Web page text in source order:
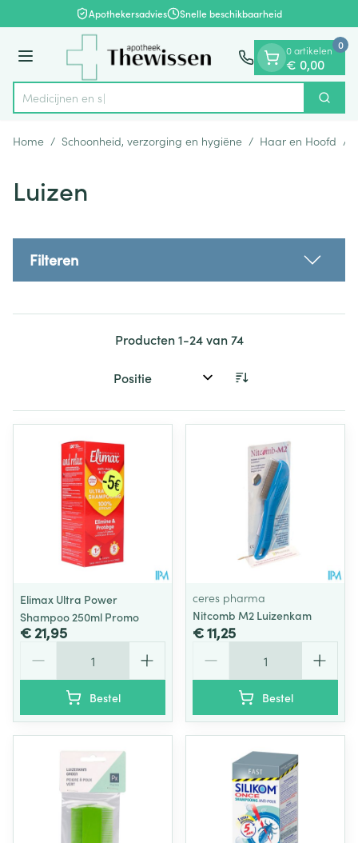
Ga naar de inhoudApothekersadvies Snelle beschikbaarheid
Menu
Product, merk, categorie... Zoek
0 artikelen
€ 0,00
0
Home / Schoonheid, verzorging en hygiëne / Haar en Hoofd /
Luizen
Filteren
Producten1-24van74
Sorteer op:
Elimax Ultra Power
Shampoo 250ml Promo
€ 21,95
Bestel
ceres pharma
Nitcomb M2 Luizenkam
€ 11,25
Bestel